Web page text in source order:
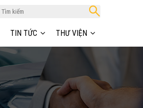
TIN TỨC THƯ VIỆN